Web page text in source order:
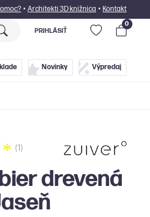
• Architekti 3D knižnica • Kontakt
PRIHLÁSIŤ
0
Novinky Výpredaj
(1)
drevená